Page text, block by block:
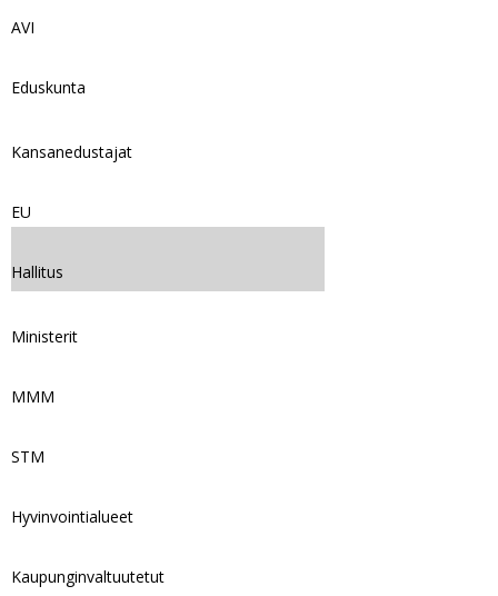
AVI
Eduskunta
Kansanedustajat
EU
Hallitus
Ministerit
MMM
STM
Hyvinvointialueet
Kaupunginvaltuutetut